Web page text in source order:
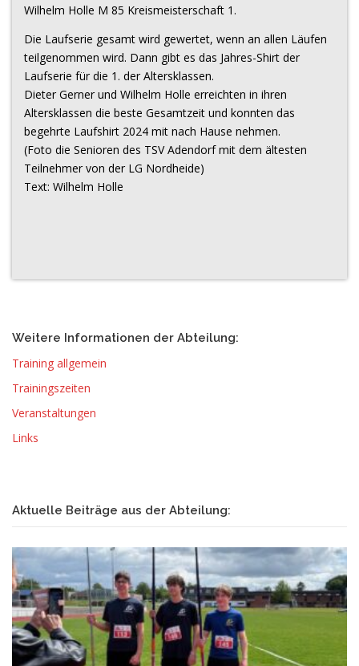
Wilhelm Holle M 85 Kreismeisterschaft 1.
Die Laufserie gesamt wird gewertet, wenn an allen Läufen
teilgenommen wird. Dann gibt es das Jahres-Shirt der
Laufserie für die 1. der Altersklassen.
Dieter Gerner und Wilhelm Holle erreichten in ihren
Altersklassen die beste Gesamtzeit und konnten das
begehrte Laufshirt 2024 mit nach Hause nehmen.
(Foto die Senioren des TSV Adendorf mit dem ältesten
Teilnehmer von der LG Nordheide)
Text: Wilhelm Holle
Weitere Informationen der Abteilung:
Training allgemein
Trainingszeiten
Veranstaltungen
Links
Aktuelle Beiträge aus der Abteilung: